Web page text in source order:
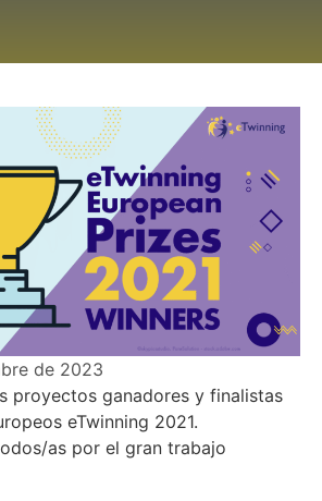
de 2023
proyectos ganadores y finalistas
eTwinning 2021.
as por el gran trabajo